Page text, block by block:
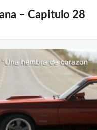
– Capitulo 28